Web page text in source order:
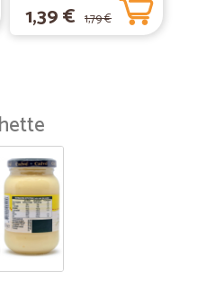
1,39 € 1,79 €